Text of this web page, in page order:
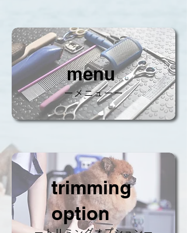
menu
ーメニューー
trimming
​option